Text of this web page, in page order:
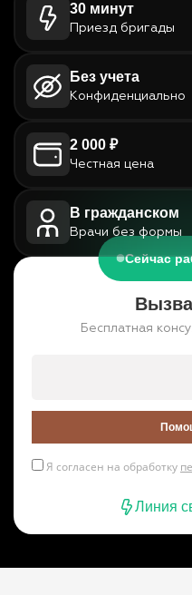
30 минут
Приезд бригады
Без учета
Конфиденциально
2 000 ₽
Честная цена
В гражданском
Врачи без формы
Сейчас
Бесплатная
Я согласен на обработку
Линия